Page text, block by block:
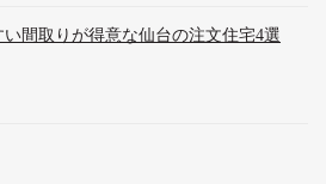
間取りが得意な仙台の注文住宅4選